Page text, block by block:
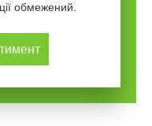
обмежений.